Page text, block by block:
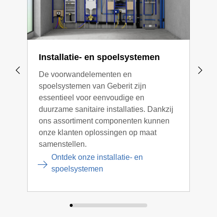
Installatie- en spoelsystemen
De voorwandelementen en
spoelsystemen van Geberit zijn
essentieel voor eenvoudige en
duurzame sanitaire installaties. Dankzij
ons assortiment componenten kunnen
onze klanten oplossingen op maat
samenstellen.
Ontdek onze installatie- en
spoelsystemen